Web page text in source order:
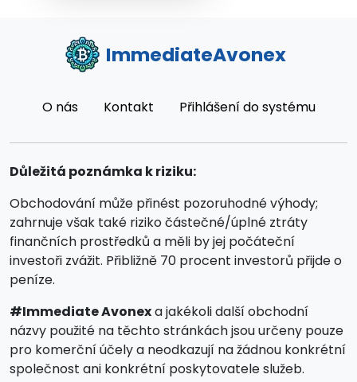
ImmediateAvonex
O nás Kontakt Přihlášení do systému
Důležitá poznámka k riziku:
Obchodování může přinést pozoruhodné výhody;
zahrnuje však také riziko částečné/úplné ztráty
finančních prostředků a měli by jej počáteční
investoři zvážit. Přibližně 70 procent investorů přijde o
peníze.
#Immediate Avonexa jakékoli další obchodní
názvy použité na těchto stránkách jsou určeny pouze
pro komerční účely a neodkazují na žádnou konkrétní
společnost ani konkrétní poskytovatele služeb.